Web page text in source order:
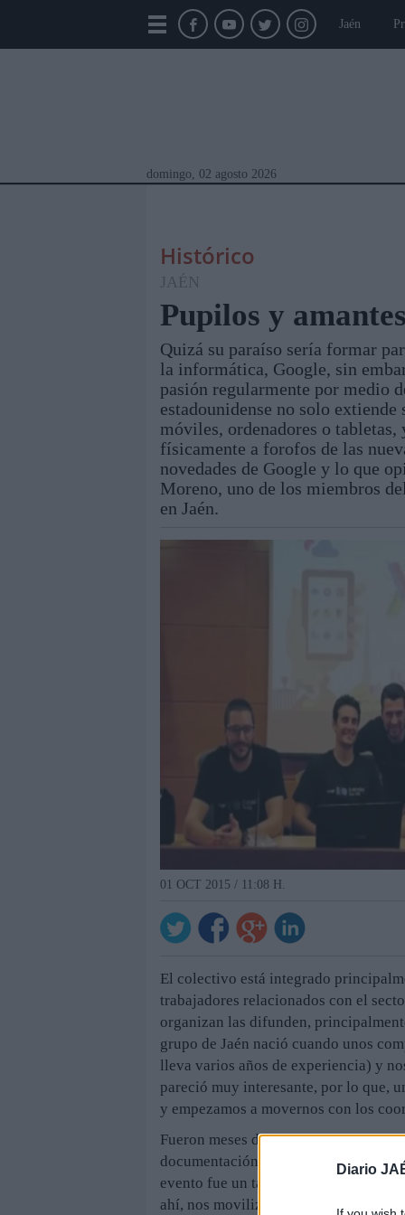
Diario
Jaén
domingo, 02 agosto 2026
Módulos Portada Jaén Provincia
Histórico
JAÉN
Pupilos y
Quizá su paraíso sería formar
la informática, Google, sin
pasión regularmente por medio
estadounidense no solo
móviles, ordenadores o tabletas,
físicamente a forofos de las
novedades de Google y lo que
Moreno, uno de los miembros
en Jaén.
01 OCT 2015 / 11:08 H.
El colectivo está integrado
trabajadores relacionados con el
organizan las difunden,
grupo de Jaén nació cuando unos
lleva varios años de experiencia) y
pareció muy interesante, por lo que,
y empezamos a movernos con los
Fueron meses de gestión en los que
documentación para reunir los
evento fue un taller en la UJA sobre
ahí, nos movilizamos más y